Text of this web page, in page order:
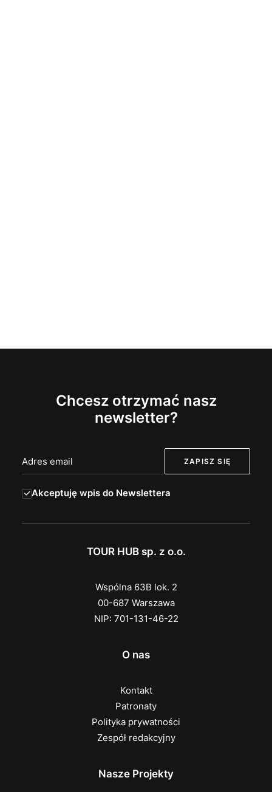
Chcesz otrzymać nasz
newsletter?
Akceptuję wpis do Newslettera
TOUR HUB sp. z o.o.
Wspólna 63B lok. 2
00-687 Warszawa
NIP: 701-131-46-22
O nas
Kontakt
Patronaty
Polityka prywatności
Zespół redakcyjny
Nasze Projekty